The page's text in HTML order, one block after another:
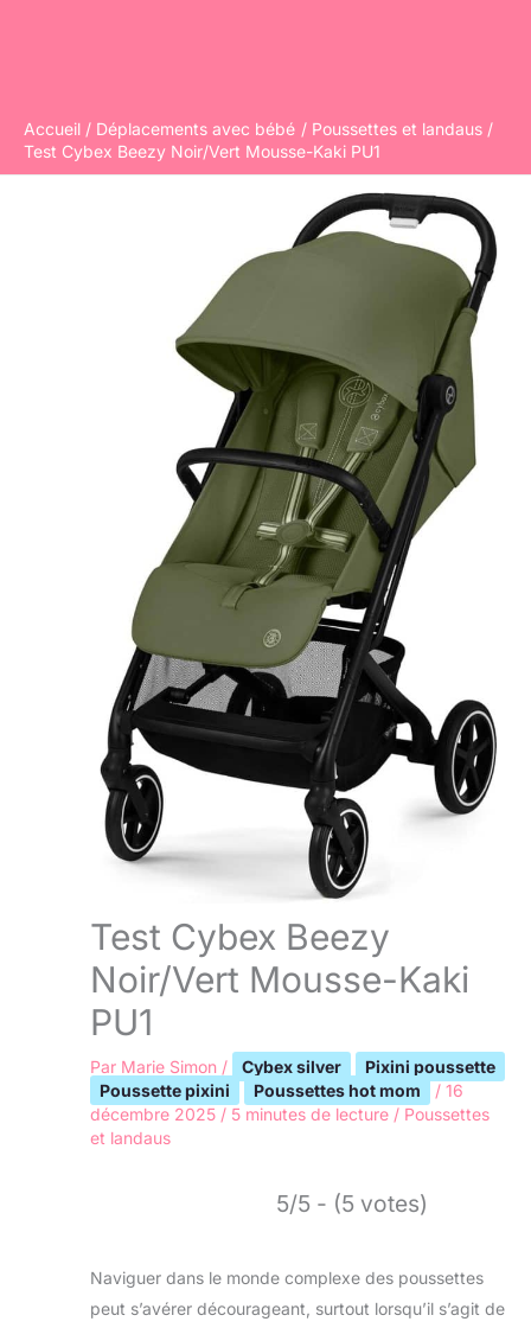
Accueil Déplacements avec bébé
Poussettes et landaus
Test Cybex Beezy Noir/Vert Mousse-Kaki PU1
Test Cybex Beezy
Noir/Vert Mousse-Kaki
PU1
Par Marie Simon / Cybex silver
Pixini poussette
Poussette pixini
Poussettes hot mom / 16
décembre 2025 / 5 minutes de lecture / Poussettes
et landaus
5/5 - (5 votes)
Naviguer dans le monde complexe des poussettes
peut s’avérer décourageant, surtout lorsqu’il s’agit de